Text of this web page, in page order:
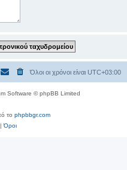
Όλοι οι χρόνοι είναι UTC+03:00
Software © phpBB Limited
το phpbbgr.com
Όροι